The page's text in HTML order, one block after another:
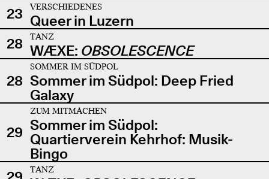
23
VERSCHIEDENES
Queer in Luzern
28
TANZ
WÆXE: OBSOLESCENCE
28
SOMMER IM SÜDPOL
Sommer im Südpol: Deep Fried
Galaxy
29
ZUM MITMACHEN
Sommer im Südpol:
Quartierverein Kehrhof: Musik-
Bingo
TANZ